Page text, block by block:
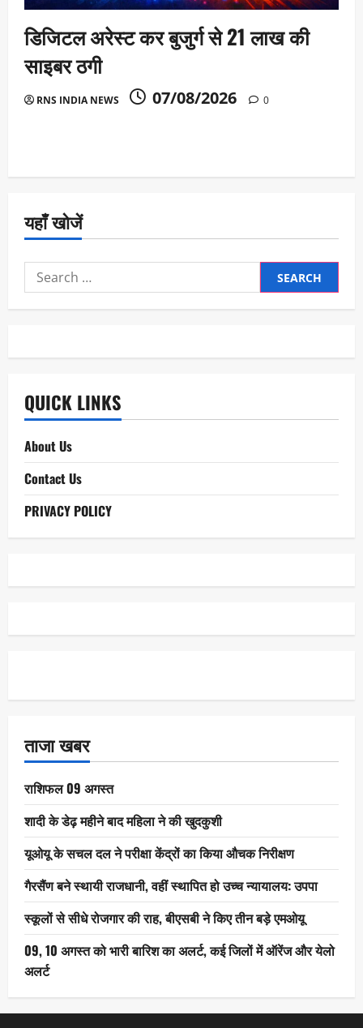
डिजिटल अरेस्ट कर बुजुर्ग से 21 लाख की
साइबर ठगी
RNS INDIA NEWS 07/08/2026 0
यहाँ खोजें
Search
for:
QUICK LINKS
About Us
Contact Us
PRIVACY POLICY
ताजा खबर
राशिफल 09 अगस्त
शादी के डेढ़ महीने बाद महिला ने की खुदकुशी
यूओयू के सचल दल ने परीक्षा केंद्रों का किया औचक निरीक्षण
गैरसैंण बने स्थायी राजधानी, वहीं स्थापित हो उच्च न्यायालय: उपपा
स्कूलों से सीधे रोजगार की राह, बीएसबी ने किए तीन बड़े एमओयू
09, 10 अगस्त को भारी बारिश का अलर्ट, कई जिलों में ऑरेंज और येलो
अलर्ट